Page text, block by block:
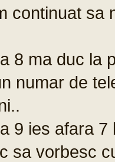
continuat sa
8 ma duc la
numar de
9 ies afara 7
sa vorbesc